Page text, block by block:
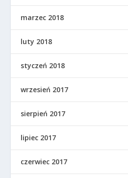
marzec 2018
luty 2018
styczeń 2018
wrzesień 2017
sierpień 2017
lipiec 2017
czerwiec 2017